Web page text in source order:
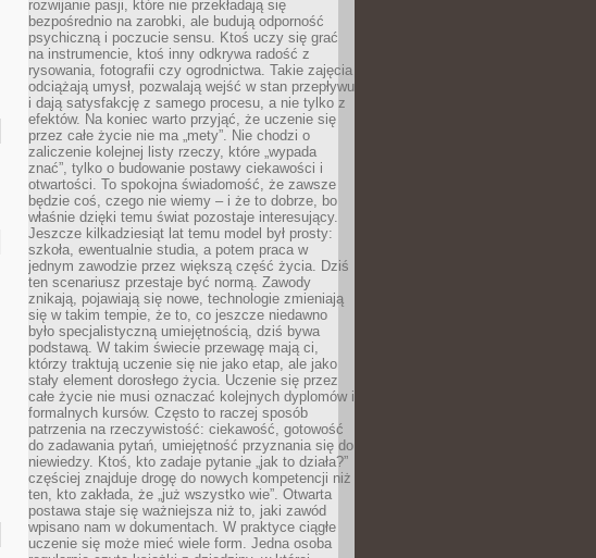
rozwijanie pasji, które nie przekładają się
bezpośrednio na zarobki, ale budują odporność
psychiczną i poczucie sensu. Ktoś uczy się grać
na instrumencie, ktoś inny odkrywa radość z
rysowania, fotografii czy ogrodnictwa. Takie zajęcia
odciążają umysł, pozwalają wejść w stan przepływu
i dają satysfakcję z samego procesu, a nie tylko z
efektów. Na koniec warto przyjąć, że uczenie się
przez całe życie nie ma „mety”. Nie chodzi o
zaliczenie kolejnej listy rzeczy, które „wypada
znać”, tylko o budowanie postawy ciekawości i
otwartości. To spokojna świadomość, że zawsze
będzie coś, czego nie wiemy – i że to dobrze, bo
właśnie dzięki temu świat pozostaje interesujący.
Jeszcze kilkadziesiąt lat temu model był prosty:
szkoła, ewentualnie studia, a potem praca w
jednym zawodzie przez większą część życia. Dziś
ten scenariusz przestaje być normą. Zawody
znikają, pojawiają się nowe, technologie zmieniają
się w takim tempie, że to, co jeszcze niedawno
było specjalistyczną umiejętnością, dziś bywa
podstawą. W takim świecie przewagę mają ci,
którzy traktują uczenie się nie jako etap, ale jako
stały element dorosłego życia. Uczenie się przez
całe życie nie musi oznaczać kolejnych dyplomów i
formalnych kursów. Często to raczej sposób
patrzenia na rzeczywistość: ciekawość, gotowość
do zadawania pytań, umiejętność przyznania się do
niewiedzy. Ktoś, kto zadaje pytanie „jak to działa?”
częściej znajduje drogę do nowych kompetencji niż
ten, kto zakłada, że „już wszystko wie”. Otwarta
postawa staje się ważniejsza niż to, jaki zawód
wpisano nam w dokumentach. W praktyce ciągłe
uczenie się może mieć wiele form. Jedna osoba